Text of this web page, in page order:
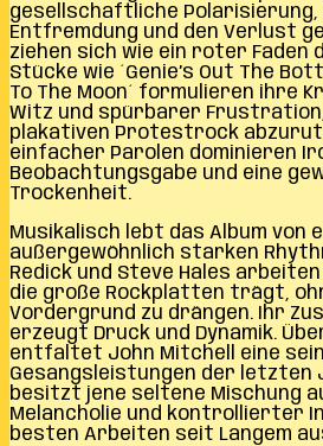
gesellschaftliche
Entfremdung und den Verlust
ziehen sich wie ein roter Faden
Stücke wie ´Genie’s Out The
To The Moon´ formulieren ihre
Witz und spürbarer Frustration,
plakativen Protestrock
einfacher Parolen dominieren
Beobachtungsgabe und eine
Trockenheit.
Musikalisch lebt das Album von
außergewöhnlich starken
Redick und Steve Hales
die große Rockplatten trägt,
Vordergrund zu drängen. Ihr
erzeugt Druck und Dynamik.
entfaltet John Mitchell eine
Gesangsleistungen der letzten
besitzt jene seltene Mischung
Melancholie und kontrollierter
besten Arbeiten seit Langem